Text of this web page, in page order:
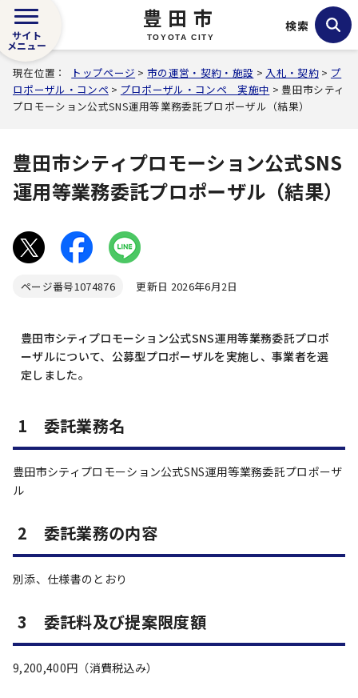
豊田市
TOYOTA CITY
サイト
メニュー
検索
現在位置： トップページ >市の運営・契約・施設 > 入札・契約> プ
ロポーザル・コンペ > プロポーザル・コンペ 実施中 > 豊田市シティ
プロモーション公式SNS運用等業務委託プロポーザル（結果）
豊田市シティプロモーション公式SNS
運用等業務委託プロポーザル（結果）
ページ番号1074876 更新日 2026年6月2日
豊田市シティプロモーション公式SNS運用等業務委託プロポ
ーザルについて、公募型プロポーザルを実施し、事業者を選
定しました。
1 委託業務名
豊田市シティプロモーション公式SNS運用等業務委託プロポーザ
ル
2 委託業務の内容
別添、仕様書のとおり
3 委託料及び提案限度額
9,200,400円（消費税込み）